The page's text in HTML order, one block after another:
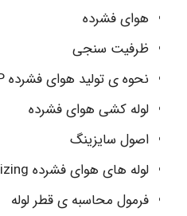
هوای فشرده
ظرفیت سنجی
نحوه ی تولید هوای فشرده H.P
لوله کشی هوای فشرده
اصول سایزینگ
لوله های هوای فشرده sizing
فرمول محاسبه ی قطر لوله